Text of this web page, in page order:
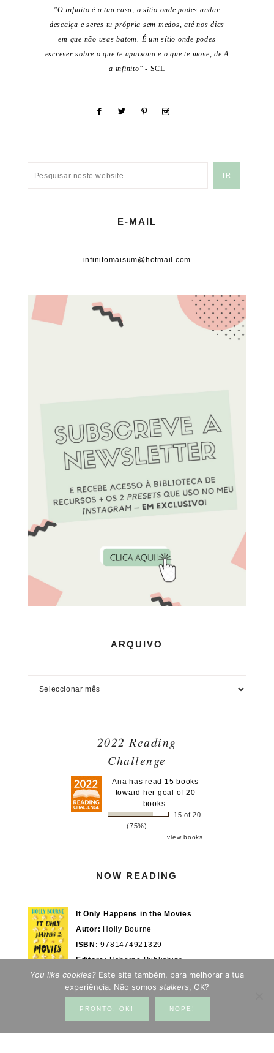
"O infinito é a tua casa, o sítio onde podes andar
descalça e seres tu própria sem medos, até nos dias
em que não usas batom. É um sítio onde podes
escrever sobre o que te apaixona e o que te move, de A
a infinito"- SCL
E-MAIL
infinitomaisum@hotmail.com
ARQUIVO
2022 Reading
Challenge
Ana has read 15 books
toward her goal of 20
books.
15 of 20
(75%)
view books
NOW READING
It Only Happens in the Movies
Autor: Holly Bourne
ISBN: 9781474921329
Editora:Usborne Publishing
Actualmente em:28/100%
You like cookies? Este site também, para melhorar a tua
experiência. Não somos stalkers , OK?
PRONTO, OK! NOPE!